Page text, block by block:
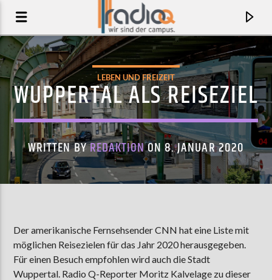
AKTUELLER TRACK
OVERCOME
HELMUT
LEBEN UND FREIZEIT
WUPPERTAL ALS REISEZIEL
WRITTEN BYREDAKTIONON 8. JANUAR 2020
Der amerikanische Fernsehsender CNN hat eine Liste mit
möglichen Reisezielen für das Jahr 2020 herausgegeben.
Für einen Besuch empfohlen wird auch die Stadt
Wuppertal. Radio Q-Reporter Moritz Kalvelage zu dieser